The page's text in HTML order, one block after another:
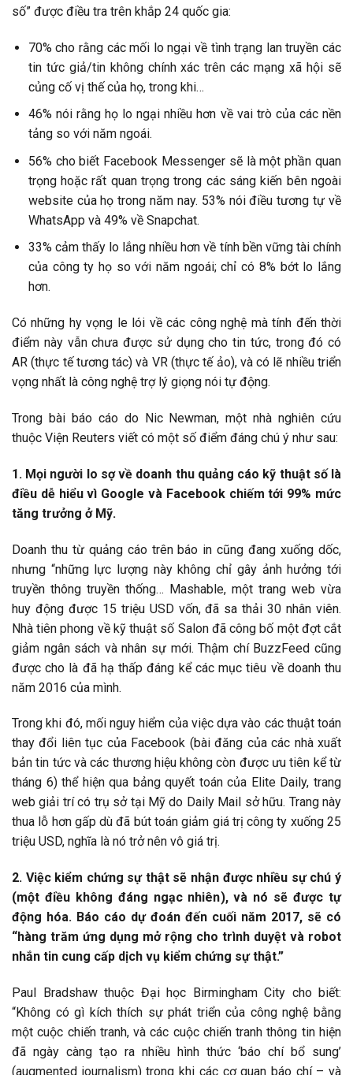
số” được điều tra trên khắp 24 quốc gia:
70% cho rằng các mối lo ngại về tình trạng lan truyền các
tin tức giả/tin không chính xác trên các mạng xã hội sẽ
củng cố vị thế của họ, trong khi…
46% nói rằng họ lo ngại nhiều hơn về vai trò của các nền
tảng so với năm ngoái.
56% cho biết Facebook Messenger sẽ là một phần quan
trọng hoặc rất quan trọng trong các sáng kiến bên ngoài
website của họ trong năm nay. 53% nói điều tương tự về
WhatsApp và 49% về Snapchat.
33% cảm thấy lo lắng nhiều hơn về tính bền vững tài chính
của công ty họ so với năm ngoái; chỉ có 8% bớt lo lắng
hơn.
Có những hy vọng le lói về các công nghệ mà tính đến thời
điểm này vẫn chưa được sử dụng cho tin tức, trong đó có
AR (thực tế tương tác) và VR (thực tế ảo), và có lẽ nhiều triển
vọng nhất là công nghệ trợ lý giọng nói tự động.
Trong bài báo cáo do Nic Newman, một nhà nghiên cứu
thuộc Viện Reuters viết có một số điểm đáng chú ý như sau:
1. Mọi người lo sợ về doanh thu quảng cáo kỹ thuật số là
điều dễ hiểu vì Google và Facebook chiếm tới 99% mức
tăng trưởng ở Mỹ.
Doanh thu từ quảng cáo trên báo in cũng đang xuống dốc,
nhưng “những lực lượng này không chỉ gây ảnh hưởng tới
truyền thông truyền thống… Mashable, một trang web vừa
huy động được 15 triệu USD vốn, đã sa thải 30 nhân viên.
Nhà tiên phong về kỹ thuật số Salon đã công bố một đợt cắt
giảm ngân sách và nhân sự mới. Thậm chí BuzzFeed cũng
được cho là đã hạ thấp đáng kể các mục tiêu về doanh thu
năm 2016 của mình.
Trong khi đó, mối nguy hiểm của việc dựa vào các thuật toán
thay đổi liên tục của Facebook (bài đăng của các nhà xuất
bản tin tức và các thương hiệu không còn được ưu tiên kể từ
tháng 6) thể hiện qua bảng quyết toán của Elite Daily, trang
web giải trí có trụ sở tại Mỹ do Daily Mail sở hữu. Trang này
thua lỗ hơn gấp dù đã bút toán giảm giá trị công ty xuống 25
triệu USD, nghĩa là nó trở nên vô giá trị.
2. Việc kiểm chứng sự thật sẽ nhận được nhiều sự chú ý
(một điều không đáng ngạc nhiên), và nó sẽ được tự
động hóa. Báo cáo dự đoán đến cuối năm 2017, sẽ có
“hàng trăm ứng dụng mở rộng cho trình duyệt và robot
nhắn tin cung cấp dịch vụ kiểm chứng sự thật.”
Paul Bradshaw thuộc Đại học Birmingham City cho biết:
“Không có gì kích thích sự phát triển của công nghệ bằng
một cuộc chiến tranh, và các cuộc chiến tranh thông tin hiện
đã ngày càng tạo ra nhiều hình thức ‘báo chí bổ sung’
(augmented journalism) trong khi các cơ quan báo chí – và